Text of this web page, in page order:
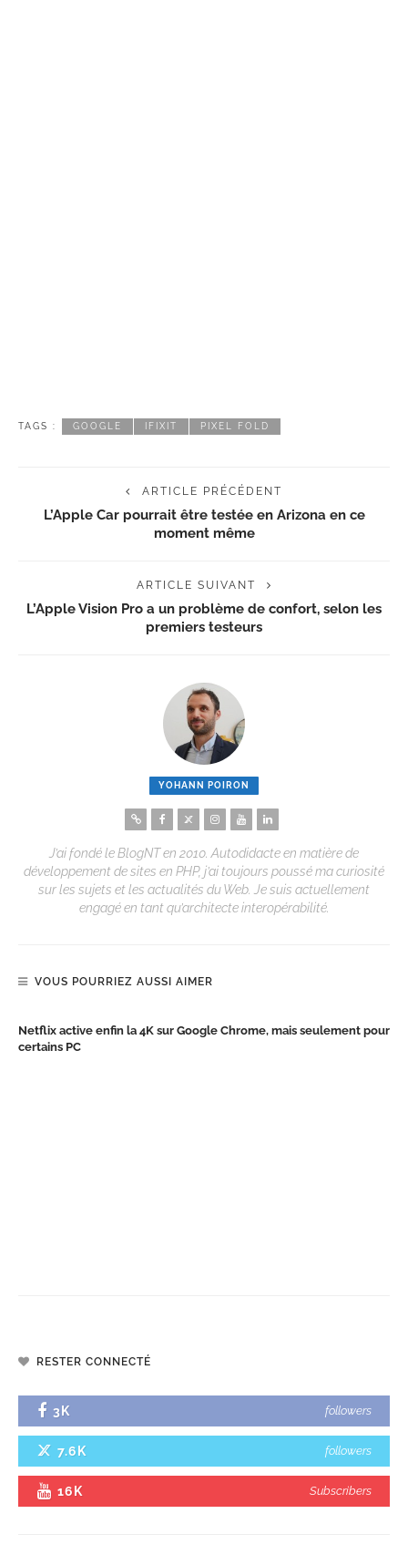
TAGS : GOOGLE IFIXIT PIXEL FOLD
ARTICLE PRÉCÉDENT
L’Apple Car pourrait être testée en Arizona en ce
moment même
ARTICLE SUIVANT
L’Apple Vision Pro a un problème de confort, selon les
premiers testeurs
YOHANN POIRON
J’ai fondé le BlogNT en 2010. Autodidacte en matière de
développement de sites en PHP, j’ai toujours poussé ma curiosité
sur les sujets et les actualités du Web. Je suis actuellement
engagé en tant qu’architecte interopérabilité.
VOUS POURRIEZ AUSSI AIMER
Netflix active enfin la 4K sur Google Chrome, mais seulement pour
certains PC
RESTER CONNECTÉ
3K followers
7.6K followers
16K Subscribers